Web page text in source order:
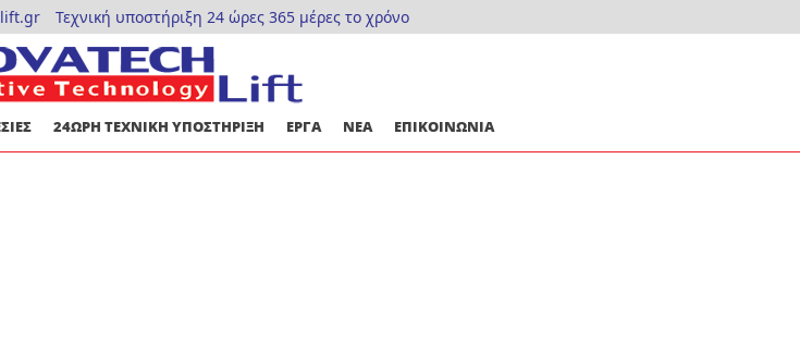
Τεχνική υποστήριξη 24 ώρες 365 μέρες το χρόνο
24ΩΡΗ ΤΕΧΝΙΚΗ ΥΠΟΣΤΗΡΙΞΗ ΕΡΓΑ ΝΕΑ ΕΠΙΚΟΙΝΩΝΙΑ